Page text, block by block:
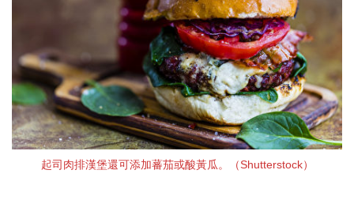
起司肉排漢堡還可添加蕃茄或酸黃瓜。（Shutterstock）